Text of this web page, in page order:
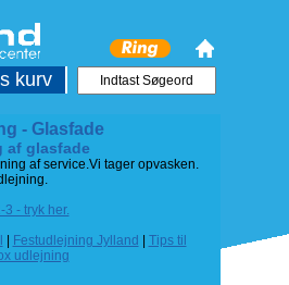
- Glasfade
af glasfade
af service.Vi tager opvasken.
- tryk her.
Festudlejning Jylland
Tips til
udlejning
kurv